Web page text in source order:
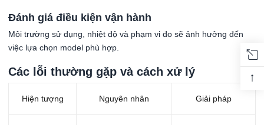
Đánh giá điều kiện vận hành
Môi trường sử dụng, nhiệt độ và phạm vi đo sẽ ảnh hưởng đến
việc lựa chọn model phù hợp.
Các lỗi thường gặp và cách xử lý
Hiện tượng Nguyên nhân Giải pháp
↑